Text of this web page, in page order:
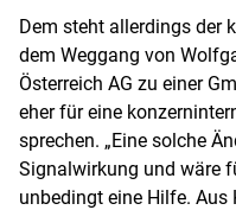
Dem steht allerdings der
dem Weggang von
Österreich AG zu einer
eher für eine
sprechen. „Eine solche
Signalwirkung und wäre
unbedingt eine Hilfe.